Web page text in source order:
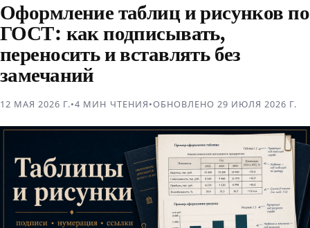
Оформление таблиц и рисунков по
ГОСТ: как подписывать,
переносить и вставлять без
замечаний
12 МАЯ 2026 Г.•4 МИН ЧТЕНИЯ•ОБНОВЛЕНО 29 ИЮЛЯ 2026 Г.